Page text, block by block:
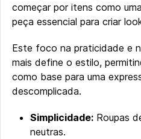
começar por itens como uma
peça essencial para criar
Este foco na praticidade e
mais define o estilo,
como base para uma
descomplicada.
Simplicidade: Roupas
neutras.